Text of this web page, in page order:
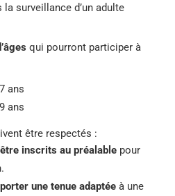
surveillance d’un adulte
qui pourront participer à
ans
ans
être respectés :
être inscrits au préalablepour
porter une tenue adaptéeà une